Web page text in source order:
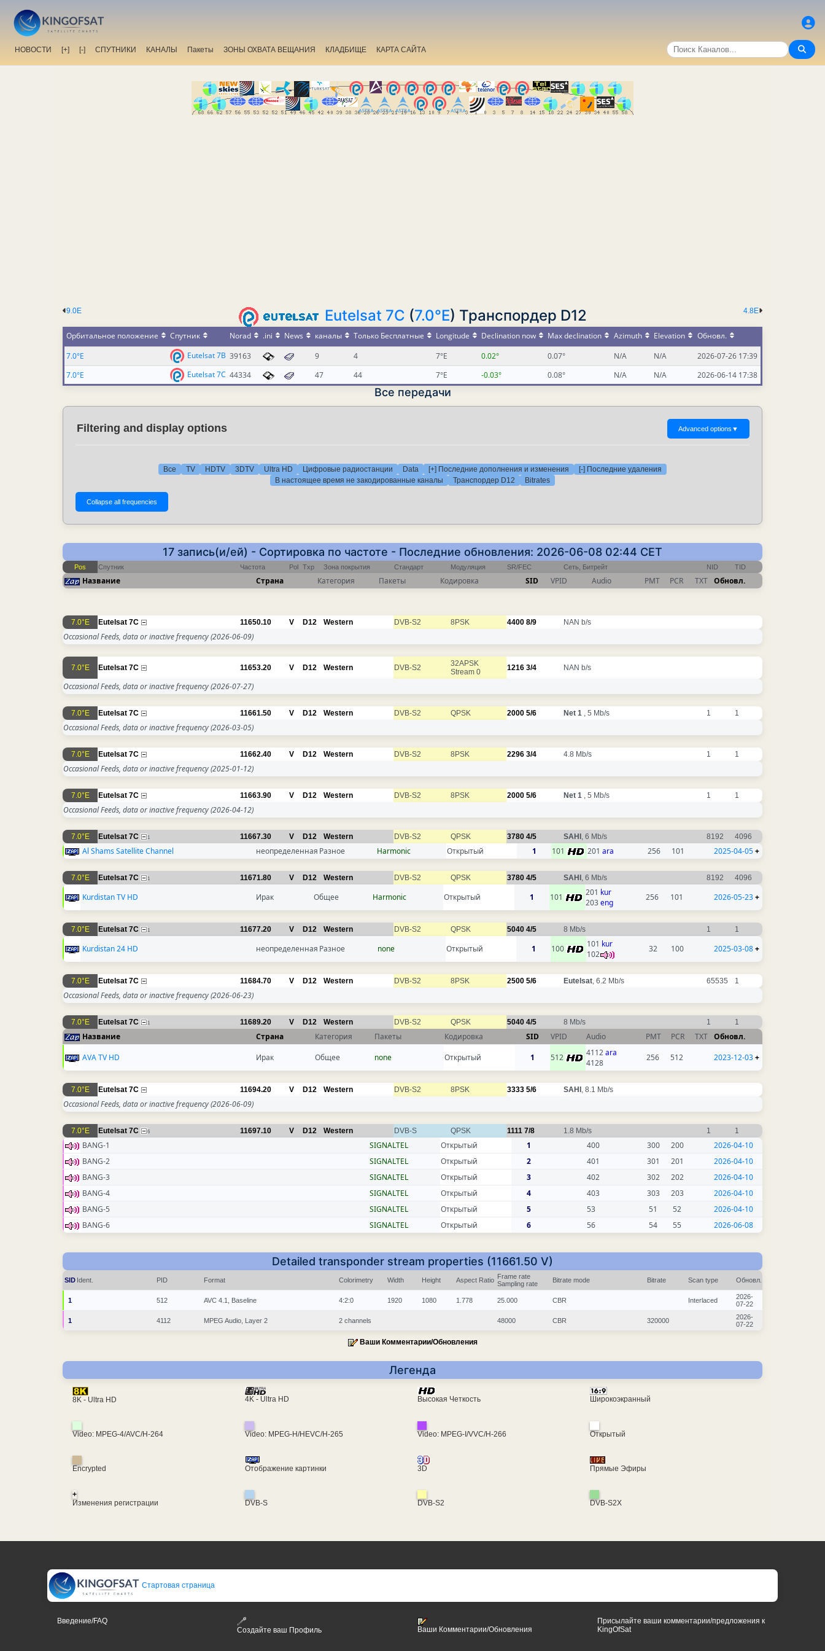
НОВОСТИ [+] [-] СПУТНИКИ КАНАЛЫ Пакеты ЗОНЫ ОХВАТА ВЕЩАНИЯ КЛАДБИЩЕ КАРТА САЙТА
4.8E
9.0E Eutelsat 7C (7.0°E) Транспордер D12
Орбитальное положение Спутник Norad .ini News каналы Только Бесплатные Longitude Declination now Max declination Azimuth Elevation
Обновл.
7.0°E
Eutelsat 7B 39163 9 4 7°E 0.02° 0.07° N/A N/A
2026-07-26 17:39
7.0°E
Eutelsat 7C 44334 47 44 7°E -0.03° 0.08° N/A N/A 2026-06-14 17:38
Все передачи
Filtering and display options Advanced options ▼
Все TV HDTV 3DTV Ultra HD Цифровые радиостанции Data [+] Последние дополнения и изменения
[-] Последние удаления
В настоящее время не закодированные каналы
Транспордер D12 Bitrates
17 запись(и/ей) - Сортировка по частоте - Последние обновления: 2026-06-08 02:44 CET
Pos Спутник Частота Pol Txp Зона покрытия Стандарт Модуляция SR/FEC Сеть, Битрейт NID TID
Название Страна Категория Пакеты Кодировка SID VPID Audio PMT PCR TXT Обновл.
7.0°E Eutelsat 7C 11650.10 V D12 Western DVB-S2 8PSK 4400 8/9 NAN b/s
Occasional Feeds, data or inactive frequency(2026-06-09)
7.0°E Eutelsat 7C 11653.20 V D12 Western DVB-S2
32APSK
Stream 0
1216 3/4 NAN b/s
Occasional Feeds, data or inactive frequency(2026-07-27)
7.0°E Eutelsat 7C 11661.50 V D12 Western DVB-S2 QPSK 2000 5/6 Net 1 , 5 Mb/s 1 1
Occasional Feeds, data or inactive frequency(2026-03-05)
7.0°E Eutelsat 7C 11662.40 V D12 Western DVB-S2 8PSK 2296 3/4 4.8 Mb/s 1 1
Occasional Feeds, data or inactive frequency(2025-01-12)
7.0°E Eutelsat 7C 11663.90 V D12 Western DVB-S2 8PSK 2000 5/6 Net 1 , 5 Mb/s 1 1
Occasional Feeds, data or inactive frequency(2026-04-12)
7.0°E Eutelsat 7C 1 11667.30 V D12 Western DVB-S2 QPSK 3780 4/5 SAHI , 6 Mb/s 8192 4096
Al Shams Satellite Channel неопределенная Разное Harmonic Открытый 1 101 201 ara 256 101 2025-04-05+
7.0°E Eutelsat 7C 1 11671.80 V D12 Western DVB-S2 QPSK 3780 4/5 SAHI , 6 Mb/s 8192 4096
Kurdistan TV HD Ирак Общее Harmonic Открытый 1 101 201 kur
203eng
256 101 2026-05-23+
7.0°E Eutelsat 7C 1 11677.20 V D12 Western DVB-S2 QPSK 5040 4/5 8 Mb/s 1 1
Kurdistan 24 HD неопределенная Разное none Открытый 1 100 101 kur
102
32 100 2025-03-08+
7.0°E Eutelsat 7C 11684.70 V D12 Western DVB-S2 8PSK 2500 5/6 Eutelsat , 6.2 Mb/s 65535 1
Occasional Feeds, data or inactive frequency(2026-06-23)
7.0°E Eutelsat 7C 1 11689.20 V D12 Western DVB-S2 QPSK 5040 4/5 8 Mb/s 1 1
Название Страна Категория Пакеты Кодировка SID VPID Audio PMT PCR TXT Обновл.
AVA TV HD
Ирак Общее none Открытый 1 512 4112ara
4128
256 512 2023-12-03+
7.0°E Eutelsat 7C 11694.20 V D12 Western DVB-S2 8PSK 3333 5/6 SAHI , 8.1 Mb/s
Occasional Feeds, data or inactive frequency(2026-06-09)
7.0°E Eutelsat 7C 6 11697.10 V D12 Western DVB-S QPSK 1111 7/8 1.8 Mb/s 1 1
BANG-1 SIGNALTEL Открытый 1 400 300 200
2026-04-10
BANG-2
SIGNALTEL Открытый 2 401 301 201
2026-04-10
BANG-3
SIGNALTEL Открытый 3 402 302 202
2026-04-10
BANG-4
SIGNALTEL Открытый 4 403 303 203
2026-04-10
BANG-5
SIGNALTEL Открытый 5 53 51 52
2026-04-10
BANG-6
SIGNALTEL Открытый 6 56 54 55 2026-06-08
Detailed transponder stream properties (11661.50 V)
SID Ident. PID Format Colorimetry Width Height Aspect Ratio Frame rate
Sampling rate
Bitrate mode Bitrate Scan type Обновл.
1 512 AVC 4.1, Baseline 4:2:0 1920 1080 1.778 25.000 CBR Interlaced
2026-
07-22
1 4112 MPEG Audio, Layer 2 2 channels 48000 CBR 320000
2026-
07-22
Ваши Комментарии/Обновления
Легенда
8K - Ultra HD 4K - Ultra HD Высокая Четкость Широкоэкранный
Video: MPEG-4/AVC/H-264 Video: MPEG-H/HEVC/H-265 Video: MPEG-I/VVC/H-266 Открытый
Encrypted Отображение картинки 3D Прямые Эфиры
+
Изменения регистрации
DVB-S DVB-S2 DVB-S2X
Стартовая страница
Введение/FAQ
Создайте ваш Профиль
Ваши Комментарии/Обновления
Присылайте ваши комментарии/предложения к
KingOfSat